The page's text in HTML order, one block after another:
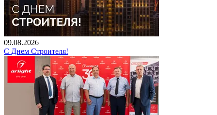
09.08.2026
С Днем Строителя!